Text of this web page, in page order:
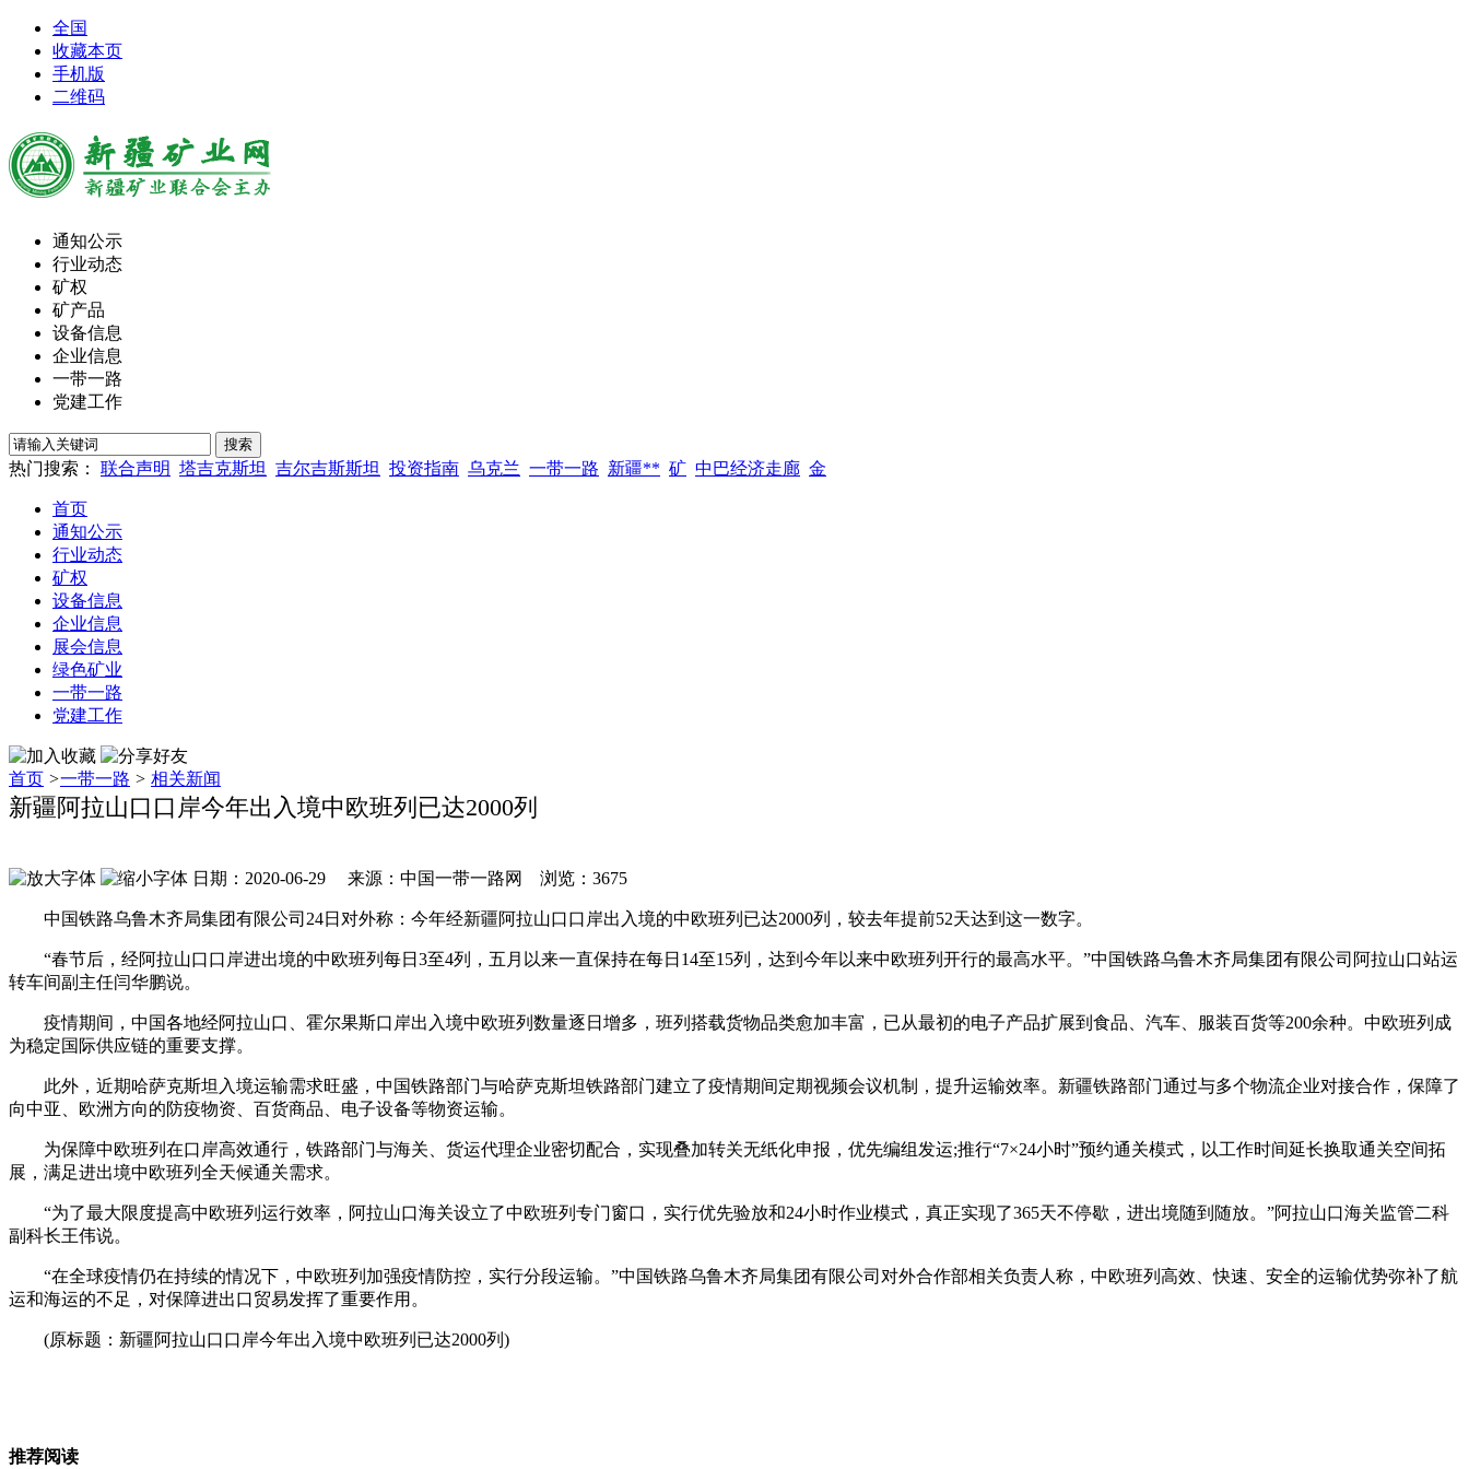
全国
收藏本页
手机版
二维码
通知公示
行业动态
矿权
矿产品
设备信息
企业信息
一带一路
党建工作
热门搜索： 联合声明 塔吉克斯坦 吉尔吉斯斯坦 投资指南 乌克兰 一带一路 新疆** 矿 中巴经济走廊 金
首页
通知公示
行业动态
矿权
设备信息
企业信息
展会信息
绿色矿业
一带一路
党建工作
首页 >一带一路 > 相关新闻
新疆阿拉山口口岸今年出入境中欧班列已达2000列
日期：2020-06-29 来源：中国一带一路网 浏览： 3675
中国铁路乌鲁木齐局集团有限公司24日对外称：今年经新疆阿拉山口口岸出入境的中欧班列已达2000列，较去年提前52天达到这一数字。
“春节后，经阿拉山口口岸进出境的中欧班列每日3至4列，五月以来一直保持在每日14至15列，达到今年以来中欧班列开行的最高水平。”中国铁路乌鲁木齐局集团有限公司阿拉山口站运
转车间副主任闫华鹏说。
疫情期间，中国各地经阿拉山口、霍尔果斯口岸出入境中欧班列数量逐日增多，班列搭载货物品类愈加丰富，已从最初的电子产品扩展到食品、汽车、服装百货等200余种。中欧班列成
为稳定国际供应链的重要支撑。
此外，近期哈萨克斯坦入境运输需求旺盛，中国铁路部门与哈萨克斯坦铁路部门建立了疫情期间定期视频会议机制，提升运输效率。新疆铁路部门通过与多个物流企业对接合作，保障了
向中亚、欧洲方向的防疫物资、百货商品、电子设备等物资运输。
为保障中欧班列在口岸高效通行，铁路部门与海关、货运代理企业密切配合，实现叠加转关无纸化申报，优先编组发运;推行“7×24小时”预约通关模式，以工作时间延长换取通关空间拓
展，满足进出境中欧班列全天候通关需求。
“为了最大限度提高中欧班列运行效率，阿拉山口海关设立了中欧班列专门窗口，实行优先验放和24小时作业模式，真正实现了365天不停歇，进出境随到随放。”阿拉山口海关监管二科
副科长王伟说。
“在全球疫情仍在持续的情况下，中欧班列加强疫情防控，实行分段运输。”中国铁路乌鲁木齐局集团有限公司对外合作部相关负责人称，中欧班列高效、快速、安全的运输优势弥补了航
运和海运的不足，对保障进出口贸易发挥了重要作用。
(原标题：新疆阿拉山口口岸今年出入境中欧班列已达2000列)
推荐阅读